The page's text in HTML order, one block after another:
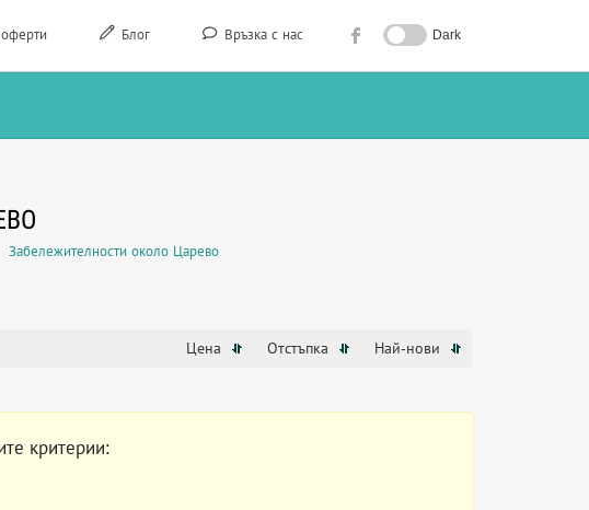
Блог Връзка с нас Dark
Забележителности около Царево
Цена Отстъпка Най-нови
критерии: